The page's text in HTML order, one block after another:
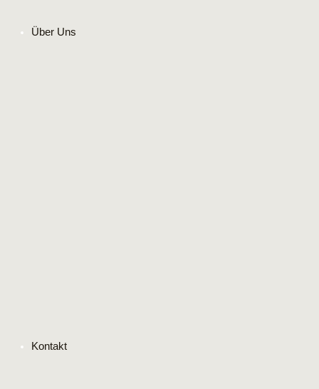
Über Uns
Kontakt